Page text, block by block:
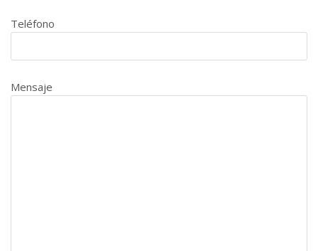
Teléfono
Mensaje